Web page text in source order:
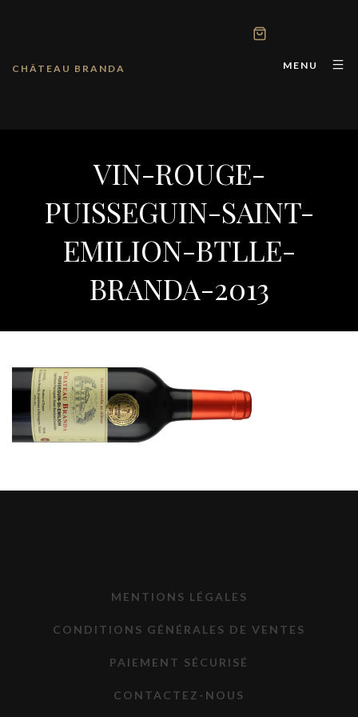
MENU
CHÂTEAU BRANDA
VIN-ROUGE-
PUISSEGUIN-SAINT-
EMILION-BTLLE-
BRANDA-2013
MENTIONS LÉGALES
CONDITIONS GÉNÉRALES DE VENTES
PAIEMENT SÉCURISÉ
CONTACTEZ-NOUS